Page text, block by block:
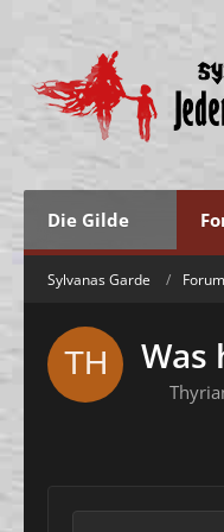
Die Gilde
Sylvanas Garde Forum
Was